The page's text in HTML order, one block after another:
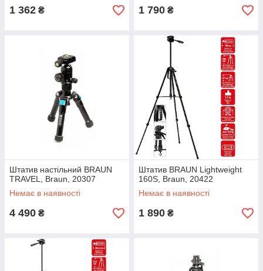
1 362 ₴ 1 790 ₴
Штатив настільний BRAUN
TRAVEL, Braun, 20307
Немає в наявності
4 490 ₴
Штатив BRAUN Lightweight
160S, Braun, 20422
Немає в наявності
1 890 ₴